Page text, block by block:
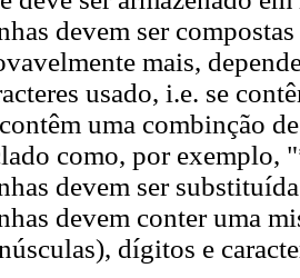
devem ser
mais,
usado, i.e. se
uma combinção
como, por
devem ser
devem conter uma
dígitos e